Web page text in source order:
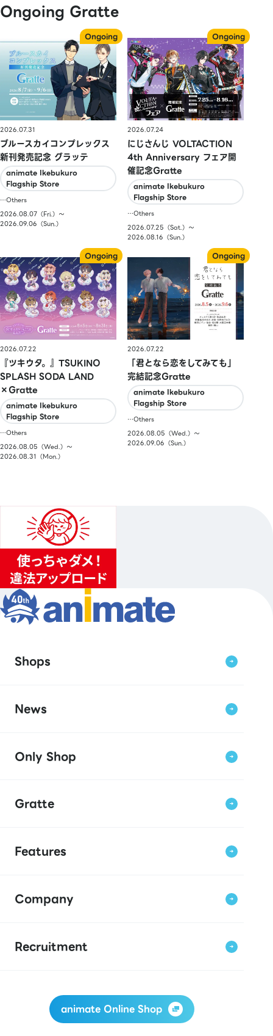
Ongoing Gratte
2026.07.31
ブルースカイコンプレックス
新刊発売記念 グラッテ
animate Ikebukuro
Flagship Store
…Others
2026.08.07（Fri.）〜
2026.09.06（Sun.）
2026.07.24
にじさんじ VOLTACTION
4th Anniversary フェア開
催記念Gratte
animate Ikebukuro
Flagship Store
…Others
2026.07.25（Sat.）〜
2026.08.16（Sun.）
2026.07.22
『ツキウタ。』TSUKINO
SPLASH SODA LAND
×Gratte
animate Ikebukuro
Flagship Store
…Others
2026.08.05（Wed.）〜
2026.08.31（Mon.）
2026.07.22
「君となら恋をしてみても」
完結記念Gratte
animate Ikebukuro
Flagship Store
…Others
2026.08.05（Wed.）〜
2026.09.06（Sun.）
Shops
News
Only Shop
Gratte
Features
Company
Recruitment
animate Online Shop